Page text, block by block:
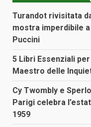
Turandot rivisitata
mostra imperdibile
Puccini
5 Libri Essenziali
Maestro delle
Cy Twombly e
Parigi celebra
1959